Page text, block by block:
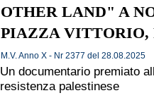
OTHER LAND" A
PIAZZA VITTORIO,
M.V. Anno X - Nr 2377 del 28.08.2025
Un documentario premiato
resistenza palestinese